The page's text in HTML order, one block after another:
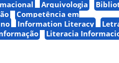
Arquivologia
Competência em
Information Literacy
Literacia